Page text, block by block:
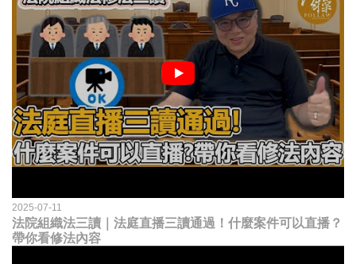
2025-07-11
法院組織法三讀｜法庭直播三讀通過！什麼案件可以直播？
帶你看修法內容